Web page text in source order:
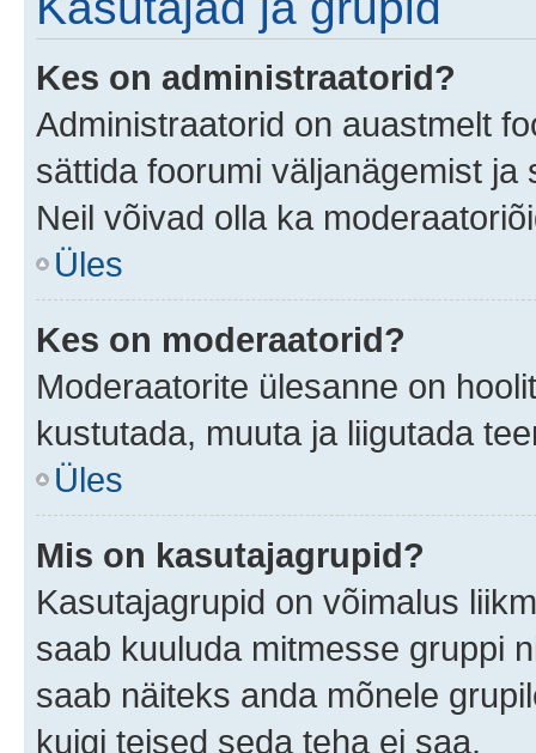
Kes on administraatorid?
Administraatorid on auastmelt
sättida foorumi väljanägemist
Neil võivad olla ka
Üles
Kes on moderaatorid?
Moderaatorite ülesanne on
kustutada, muuta ja liigutada
Üles
Mis on kasutajagrupid?
Kasutajagrupid on võimalus
saab kuuluda mitmesse gruppi
saab näiteks anda mõnele
kuigi teised seda teha ei saa.